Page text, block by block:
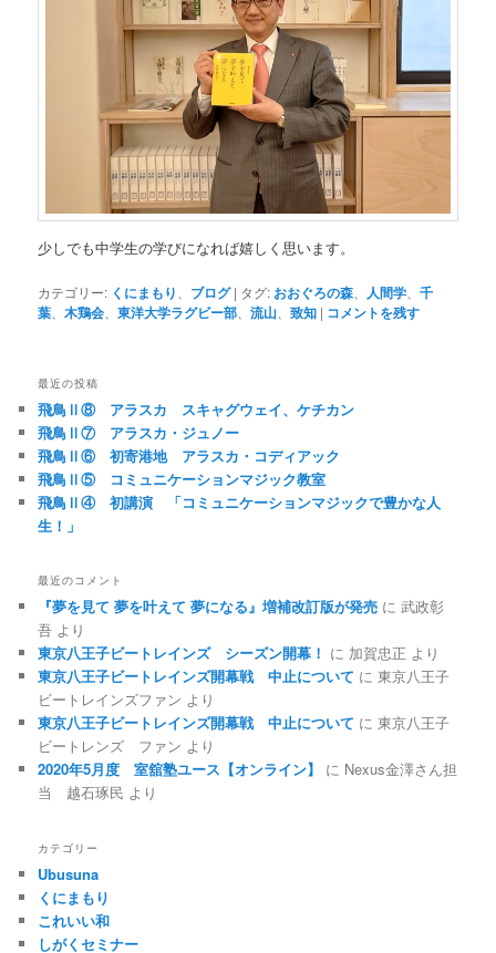
少しでも中学生の学びになれば嬉しく思います。
カテゴリー: くにまもり ブログ | タグ: おおぐろの森 人間学 、千
葉 、木鶏会 、東洋大学ラグビー部 、流山 、致知 | コメントを残す
最近の投稿
飛鳥Ⅱ⑧ アラスカ スキャグウェイ、ケチカン
飛鳥Ⅱ⑦ アラスカ・ジュノー
飛鳥Ⅱ⑥ 初寄港地 アラスカ・コディアック
飛鳥Ⅱ⑤ コミュニケーションマジック教室
飛鳥Ⅱ④ 初講演 「コミュニケーションマジックで豊かな人
生！」
最近のコメント
『夢を見て 夢を叶えて 夢になる』増補改訂版が発売 に武政彰
吾 より
東京八王子ビートレインズ シーズン開幕！ に 加賀忠正 より
東京八王子ビートレインズ開幕戦 中止について に東京八王子
ビートレインズファン より
東京八王子ビートレインズ開幕戦 中止について に東京八王子
ビートレンズ ファン より
2020年5月度 室舘塾ユース【オンライン】
に Nexus金澤さん担
当 越石琢民 より
カテゴリー
Ubusuna
くにまもり
これいい和
しがくセミナー